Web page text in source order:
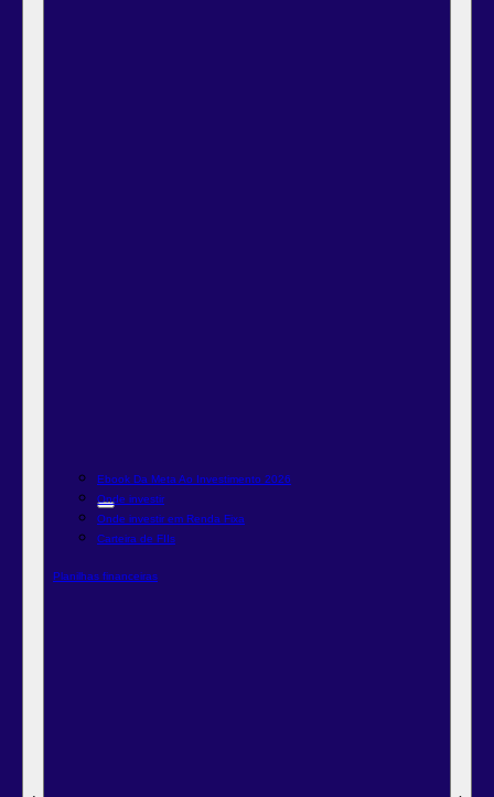
Ebook Da Meta Ao Investimento 2026
Onde investir
Onde investir em Renda Fixa
Carteira de FIIs
Planilhas financeiras